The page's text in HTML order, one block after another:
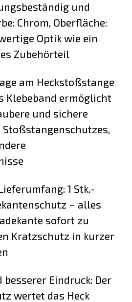
und
Chrom, Oberfläche:
Optik wie ein
Zubehörteil
am Heckstoßstange
Klebeband ermöglicht
und sichere
Stoßstangenschutzes,
1 Stk.-
– alles
sofort zu
Kratzschutz in kurzer
besserer Eindruck: Der
wertet das Heck